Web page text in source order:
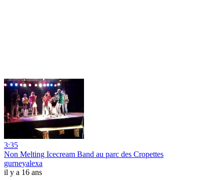
3:35
Non Melting Icecream Band au parc des Cropettes
gurneyalexa
il y a 16 ans